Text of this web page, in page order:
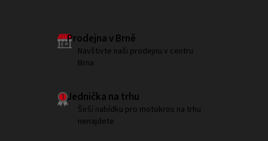
Prodejna v Brně
Navštivte naši prodejnu v centru
Brna
Jednička na trhu
Širší nabídku pro motokros na trhu
nenajdete